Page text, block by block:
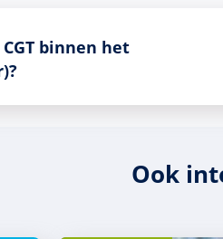
binnen het
Ook